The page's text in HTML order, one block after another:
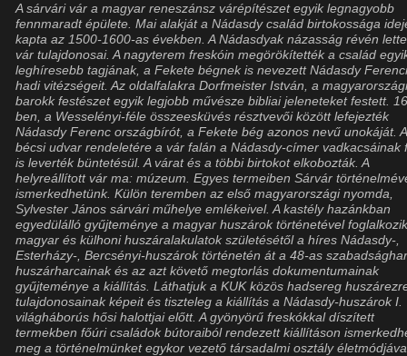
A sárvári vár a magyar reneszánsz várépítészet egyik legnagyobb
fennmaradt épülete. Mai alakját a Nádasdy család birtokossága
kapta az 1500-1600-as években. A Nádasdyak názasság révén
vár tulajdonosai. A nagyterem freskóin megörökítették a család
leghíresebb tagjának, a Fekete bégnek is nevezett Nádasdy
hadi vitézségeit. Az oldalfalakra Dorfmeister István, a
barokk festészet egyik legjobb művésze bibliai jeleneteket festett.
ben, a Wesselényi-féle összeesküvés résztvevői között lefejezték
Nádasdy Ferenc országbírót, a Fekete bég azonos nevű unokáját.
bécsi udvar rendeletére a vár falán a Nádasdy-címer vadkacsáinak
is leverték büntetésül. A várat és a többi birtokot elkobozták. A
helyreállított vár ma: múzeum. Egyes termeiben Sárvár
ismerkedhetünk. Külön teremben az első magyarországi nyomda,
Sylvester János sárvári műhelye emlékeivel. A kastély hazánkban
egyedülálló gyűjteménye a magyar huszárok történetével
magyar és külhoni huszáralakulatok születésétől a híres Nádasdy-,
Esterházy-, Bercsényi-huszárok történetén át a 48-as
huszárharcainak és az azt követő megtorlás dokumentumainak
gyűjteménye a kiállítás. Láthatjuk a KUK közös hadsereg
tulajdonosainak képeit és tiszteleg a kiállítás a Nádasdy-huszárok I.
világháborús hősi halottjai előtt. A gyönyörű freskókkal díszített
termekben főúri családok bútoraiból rendezett kiállításon
meg a történelmünket egykor vezető társadalmi osztály